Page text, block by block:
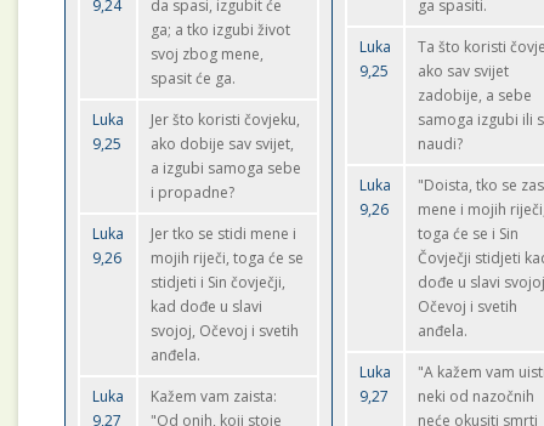
9,24
da spasi, izgubit će
ga; a tko izgubi život
svoj zbog mene,
spasit će ga.
Luka
9,25
Jer što koristi čovjeku,
ako dobije sav svijet,
a izgubi samoga sebe
i propadne?
Luka
9,26
Jer tko se stidi mene i
mojih riječi, toga će se
stidjeti i Sin čovječji,
kad dođe u slavi
svojoj, Očevoj i svetih
anđela.
Luka
9,27
Kažem vam zaista:
"Od onih, koji stoje
ga spasiti.
Luka
9,25
Ta što koristi
ako sav svijet
zadobije, a sebe
samoga izgubi ili
naudi?
Luka
9,26
"Doista, tko se
mene i mojih
toga će se i Sin
Čovječji stidjeti
dođe u slavi
Očevoj i svetih
anđela.
Luka
9,27
"A kažem vam
neki od nazočnih
neće okusiti smrti